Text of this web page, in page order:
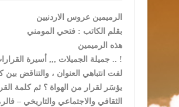
الرميمين عروس الاردنيين
بقلم الكاتب : فتحي المومني
هذه الرميمين
جميلة الجميلات ,,, أسيرة القرارات .. !
لفت انتباهي العنوان ، والتناقض
يؤسَر لقرار من الهواة ؟ ثم كلمة
الثقافي والاجتماعي والتاريخي –